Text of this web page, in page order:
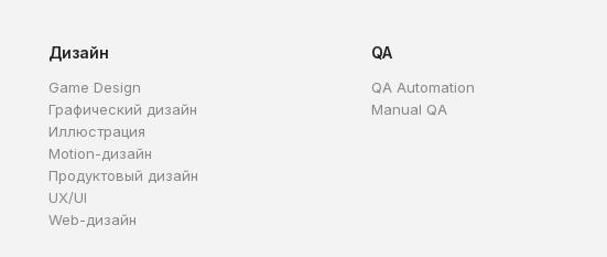
Дизайн
Game Design
Графический дизайн
Иллюстрация
Motion-дизайн
Продуктовый дизайн
UX/UI
Web-дизайн
QA
QA Automation
Manual QA